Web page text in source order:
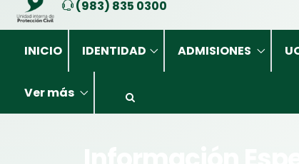
(983) 835 0300
INICIO IDENTIDAD ADMISIONES
Ver más